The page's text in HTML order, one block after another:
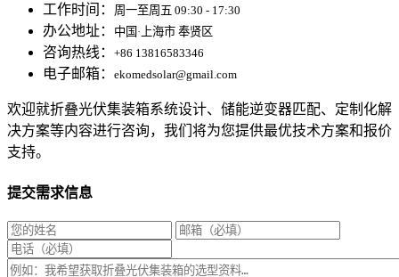
工作时间： 周一至周五 09:30 - 17:30
办公地址： 中国·上海市 奉贤区
咨询热线： +86 13816583346
电子邮箱： ekomedsolar@gmail.com
欢迎就折叠光伏集装箱系统设计、储能逆变器匹配、定制化解
决方案等内容进行咨询，我们将为您提供最优技术方案和报价
支持。
提交需求信息